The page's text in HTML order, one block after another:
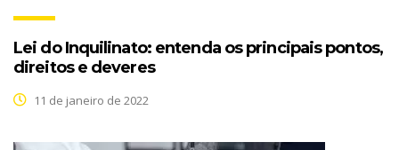
Lei do Inquilinato: entenda os principais pontos,
direitos e deveres
11 de janeiro de 2022